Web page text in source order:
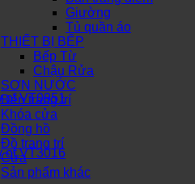
Giường
Tủ quần áo
THIẾT BỊ BẾP
Bếp Từ
Chậu Rửa
SƠN NƯỚC
Đèn trang trí
Khóa cửa
Đồng hồ
Đồ trang trí
Cửa
Sản phẩm khác